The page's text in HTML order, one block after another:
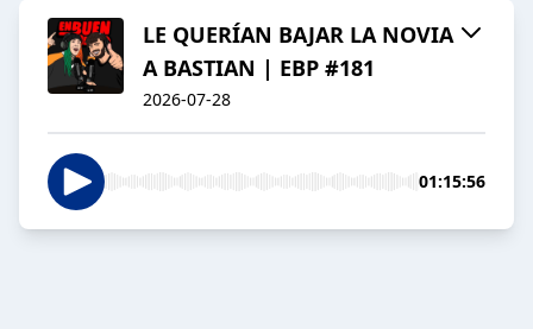
LE QUERÍAN BAJAR LA NOVIA
A BASTIAN | EBP #181
2026-07-28
01:15:56